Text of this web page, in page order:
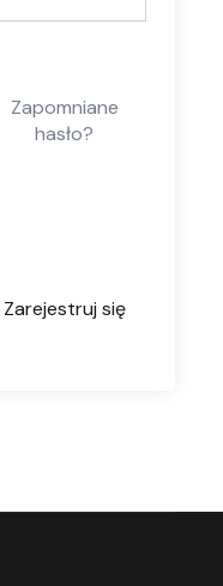
Zapomniane
hasło?
Zarejestruj się